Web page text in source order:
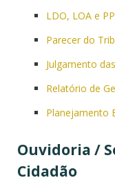
LDO, LOA e
Parecer do
Julgamento
Relatório de
Planejamento
Ouvidoria /
Cidadão